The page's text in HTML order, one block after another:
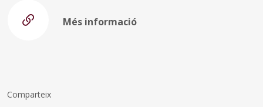
Més informació
Comparteix